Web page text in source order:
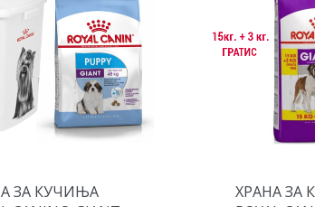
ЗА КУЧИЊА
ХРАНА ЗА